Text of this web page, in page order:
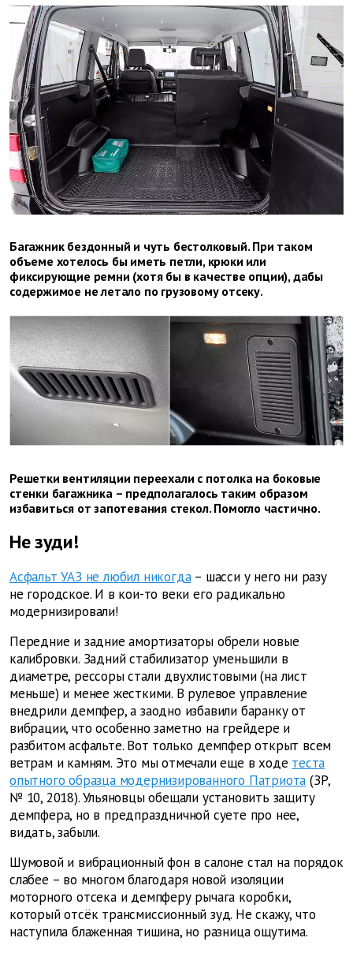
Багажник бездонный и чуть бестолковый. При таком
объеме хотелось бы иметь петли, крюки или
фиксирующие ремни (хотя бы в качестве опции), дабы
содержимое не летало по грузо­вому отсеку.
Решетки вентиляции переехали с потолка на боковые
стенки багажника – предполагалось таким образом
избавиться от запотевания стекол. Помогло частично.
Не зуди!
Асфальт УАЗ не любил никогда– шасси у него ни разу
не городское. И в кои-то веки его радикально
модернизировали!
Передние и задние амортизаторы обрели новые
калибровки. Задний стабилизатор уменьшили в
диаметре, рессоры стали двухлистовыми (на лист
меньше) и менее жесткими. В рулевое управление
внедрили демпфер, а заодно избавили баранку от
вибрации, что особенно заметно на грейдере и
разбитом асфальте. Вот только демпфер открыт всем
ветрам и камням. Это мы отмечали еще в ходе теста
опытного образца модернизированного Патриота (ЗР,
№ 10, 2018). Ульяновцы обещали установить защиту
демпфера, но в предпраздничной суете про нее,
видать, забыли.
Шумовой и вибрационный фон в салоне стал на порядок
слабее – во многом благодаря новой изоляции
моторного отсека и демпферу рычага коробки,
который отсёк трансмиссионный зуд. Не скажу, что
наступила блаженная тишина, но разница ощутима.